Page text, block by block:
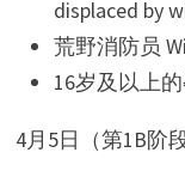
displaced by
荒野消防员
16岁及以上
4月5日（第1B阶